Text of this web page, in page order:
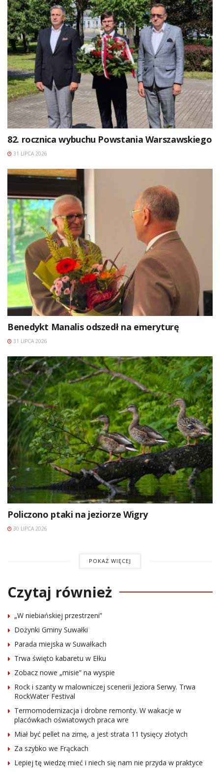
82. rocznica wybuchu Powstania Warszawskiego
31 LIPCA 2026
Benedykt Manalis odszedł na emeryturę
31 LIPCA 2026
Policzono ptaki na jeziorze Wigry
30 LIPCA 2026
POKAŻ WIĘCEJ
Czytaj również
„W niebiańskiej przestrzeni”
Dożynki Gminy Suwałki
Parada miejska w Suwałkach
Trwa święto kabaretu w Ełku
Zobacz nowe „misie” na wyspie
Rock i szanty w malowniczej scenerii Jeziora Serwy. Trwa
RockWater Festival
Termomodernizacja i drobne remonty. W wakacje w
placówkach oświatowych praca wre
Miał być pellet na zimę, a jest strata 11 tysięcy złotych
Za szybko we Frąckach
Lepiej tę wiedzę mieć i niech się nam nie przyda w praktyce